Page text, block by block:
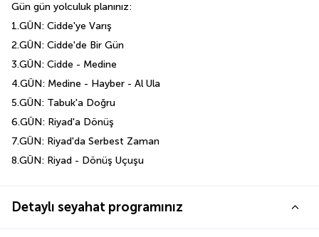
Gün gün yolculuk planınız:
1.GÜN: Cidde'ye Varış
2.GÜN: Cidde'de Bir Gün
3.GÜN: Cidde - Medine
4.GÜN: Medine - Hayber - Al Ula
5.GÜN: Tabuk'a Doğru
6.GÜN: Riyad'a Dönüş
7.GÜN: Riyad'da Serbest Zaman
8.GÜN: Riyad - Dönüş Uçuşu
Detaylı seyahat programınız